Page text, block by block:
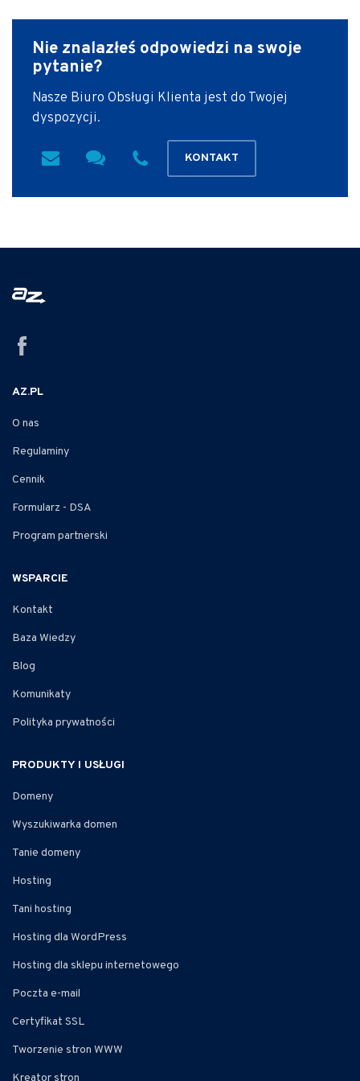
Nie znalazłeś odpowiedzi na swoje
pytanie?
Nasze Biuro Obsługi Klienta jest do Twojej
dyspozycji.
KONTAKT
AZ.PL
O nas
Regulaminy
Cennik
Formularz - DSA
Program partnerski
WSPARCIE
Kontakt
Baza Wiedzy
Blog
Komunikaty
Polityka prywatności
PRODUKTY I USŁUGI
Domeny
Wyszukiwarka domen
Tanie domeny
Hosting
Tani hosting
Hosting dla WordPress
Hosting dla sklepu internetowego
Poczta e-mail
Certyfikat SSL
Tworzenie stron WWW